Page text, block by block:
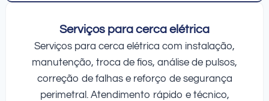
Serviços para cerca elétrica
Serviços para cerca elétrica com instalação,
manutenção, troca de fios, análise de pulsos,
correção de falhas e reforço de segurança
perimetral. Atendimento rápido e técnico,